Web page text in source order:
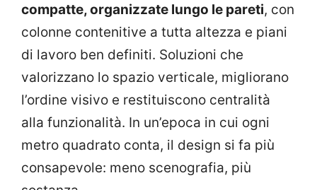
compatte, organizzate lungo le pareti, con
colonne contenitive a tutta altezza e piani
di lavoro ben definiti. Soluzioni che
valorizzano lo spazio verticale, migliorano
l’ordine visivo e restituiscono centralità
alla funzionalità. In un’epoca in cui ogni
metro quadrato conta, il design si fa più
consapevole: meno scenografia, più